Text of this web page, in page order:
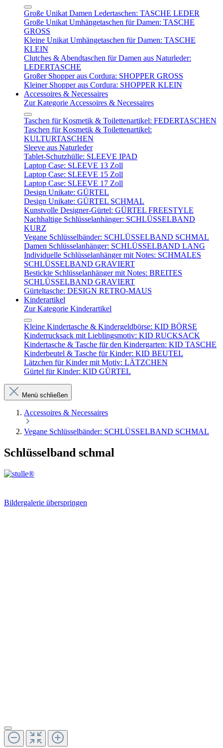
Große Unikat Damen Ledertaschen: TASCHE LEDER
Große Unikat Umhängetaschen für Damen: TASCHE
GROSS
Kleine Unikat Umhängetaschen für Damen: TASCHE
KLEIN
Clutches & Abendtaschen für Damen aus Naturleder:
LEDERTASCHE
Großer Shopper aus Cordura: SHOPPER GROSS
Kleiner Shopper aus Cordura: SHOPPER KLEIN
Accessoires & Necessaires
Zur Kategorie Accessoires & Necessaires
Taschen für Kosmetik & Toilettenartikel: FEDERTASCHEN
Taschen für Kosmetik & Toilettenartikel:
KULTURTASCHEN
Sleeve aus Naturleder
Tablet-Schutzhülle: SLEEVE IPAD
Laptop Case: SLEEVE 13 Zoll
Laptop Case: SLEEVE 15 Zoll
Laptop Case: SLEEVE 17 Zoll
Design Unikate: GÜRTEL
Design Unikate: GÜRTEL SCHMAL
Kunstvolle Designer-Gürtel: GÜRTEL FREESTYLE
Nachhaltige Schlüsselanhänger: SCHLÜSSELBAND
KURZ
Vegane Schlüsselbänder: SCHLÜSSELBAND SCHMAL
Damen Schlüsselanhänger: SCHLÜSSELBAND LANG
Individuelle Schlüsselanhänger mit Notes: SCHMALES
SCHLÜSSELBAND GRAVIERT
Bestickte Schlüsselanhänger mit Notes: BREITES
SCHLÜSSELBAND GRAVIERT
Gürteltasche: DESIGN RETRO-MAUS
Kinderartikel
Zur Kategorie Kinderartikel
Kleine Kindertasche & Kindergeldbörse: KID BÖRSE
Kinderrucksack mit Lieblingsmotiv: KID RUCKSACK
Kindertasche & Tasche für den Kindergarten: KID TASCHE
Kinderbeutel & Tasche für Kinder: KID BEUTEL
Lätzchen für Kinder mit Motiv: LÄTZCHEN
Gürtel für Kinder: KID GÜRTEL
Menü schließen
Accessoires & Necessaires
Vegane Schlüsselbänder: SCHLÜSSELBAND SCHMAL
Schlüsselband schmal
Bildergalerie überspringen